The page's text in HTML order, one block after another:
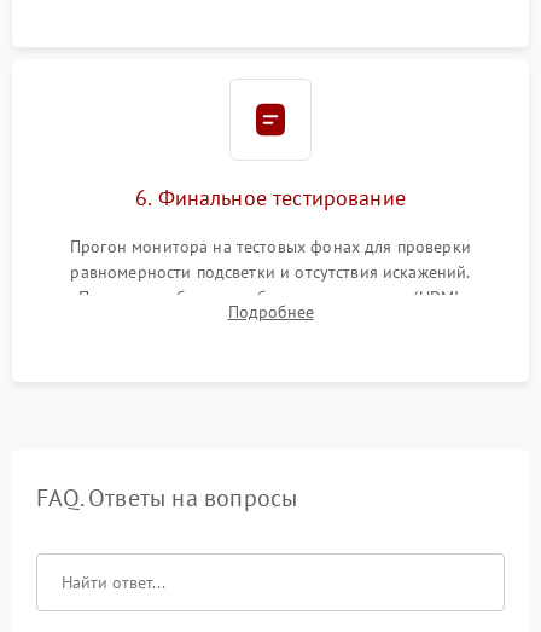
6. Финальное тестирование
Прогон монитора на тестовых фонах для проверки
равномерности подсветки и отсутствия искажений.
Проверка работоспособности всех портов (HDMI,
DisplayPort, VGA) и кнопок управления под нагрузкой в
Подробнее
FAQ. Ответы на вопросы